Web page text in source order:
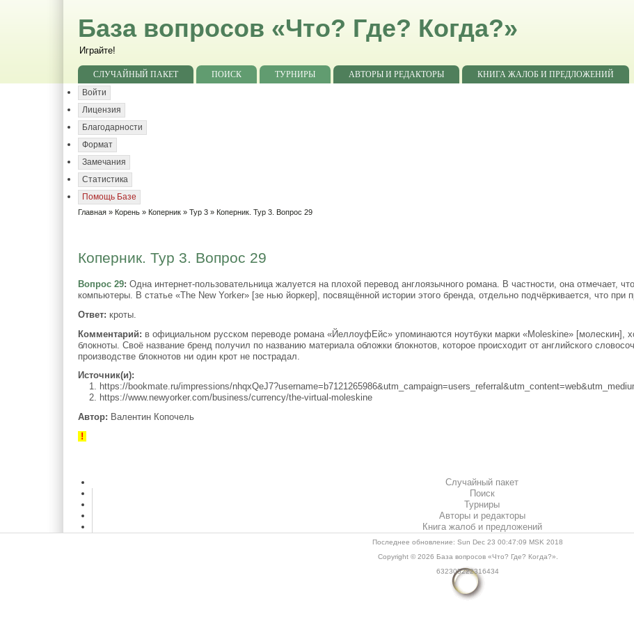
База вопросов «Что? Где? Когда?»
Играйте!
СЛУЧАЙНЫЙ ПАКЕТ ПОИСК ТУРНИРЫ АВТОРЫ И РЕДАКТОРЫ
КНИГА ЖАЛОБ И ПРЕДЛОЖЕНИЙ
Войти
Лицензия
Благодарности
Формат
Замечания
Статистика
Помощь Базе
Главная » Корень » Коперник »Тур 3 » Коперник. Тур 3. Вопрос 29
Коперник. Тур 3. Вопрос 29
Вопрос 29: Одна интернет-пользовательница жалуется на плохой перевод англоязычного романа. В частности, она отмечает,
компьютеры. В статье «The New Yorker» [зе нью йоркер], посвящённой истории этого бренда, отдельно подчёркивается, что при
Ответ: кроты.
Комментарий: в официальном русском переводе романа «ЙеллоуфЕйс» упоминаются ноутбуки марки «Moleskine» [молескин],
блокноты. Своё название бренд получил по названию материала обложки блокнотов, которое происходит от английского
производстве блокнотов ни один крот не пострадал.
Источник(и):
1. https://bookmate.ru/impressions/
2. https://www.newyorker.com/business/currency/the-virtual-moleskine
Автор: Валентин Копочель
!
Случайный пакет
Поиск
Турниры
Авторы и редакторы
Книга жалоб и предложений
Последнее обновление: Sun Dec 23 00:47:09 MSK 2018
Copyright © 2026 База вопросов «Что? Где? Когда?».
632305222316434